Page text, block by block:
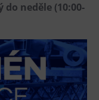
neděle (10:00-